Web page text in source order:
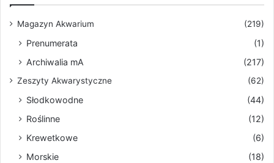
Magazyn Akwarium (219)
Prenumerata
(1)
Archiwalia mA
(217)
Zeszyty Akwarystyczne (62)
Słodkowodne
(44)
Roślinne
(12)
Krewetkowe
(6)
Morskie
(18)